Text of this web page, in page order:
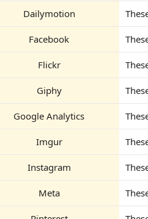
Dailymotion
Facebook
Flickr
Giphy
Google Analytics
Imgur
Instagram
Meta